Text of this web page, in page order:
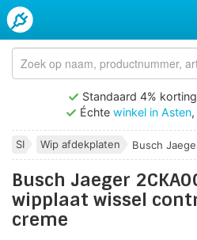
Standaard 4%
Échte winkel in Asten
SI Wip afdekplaten Busch
Busch Jaeger
wipplaat wissel
creme